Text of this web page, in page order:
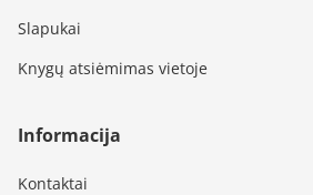
Slapukai
Knygų atsiėmimas vietoje
Informacija
Kontaktai